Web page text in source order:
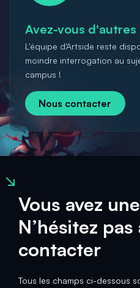
Avez-vous
L'équipe d'Artside reste
moindre interrogation au
campus !
Nous contacter
Vous avez
N’hésitez
contacter
Tous les champs ci-dessous